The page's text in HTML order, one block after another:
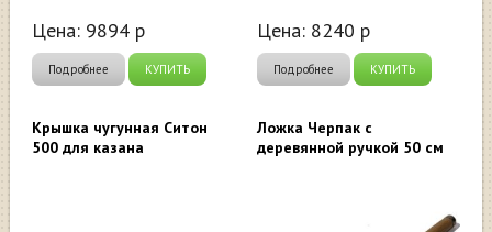
Цена: 9894 р
Подробнее КУПИТЬ
Цена: 8240 р
Подробнее КУПИТЬ
Крышка чугунная Ситон
500 для казана
Ложка Черпак с
деревянной ручкой 50 см